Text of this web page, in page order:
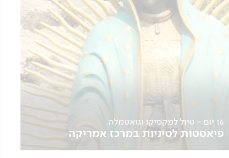
16 יום - טיול למקסיקו וגואטמלה
פיאסטות לטיניות במרכז אמריקה